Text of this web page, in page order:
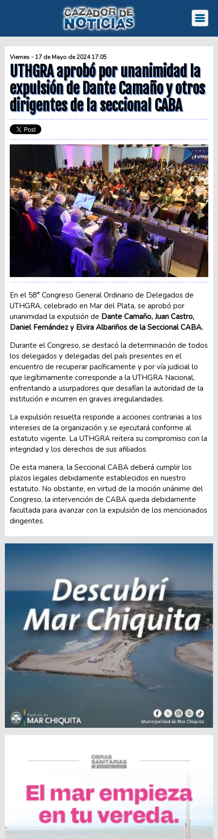
Viernes - 17 de Mayo de 2024 17:05
UTHGRA aprobó por unanimidad la
expulsión de Dante Camaño y otros
dirigentes de la seccional CABA
En el 58° Congreso General Ordinario de Delegados de
UTHGRA, celebrado en Mar del Plata, se aprobó por
unanimidad la expulsión de Dante Camaño, Juan Castro,
Daniel Fernández y Elvira Albariños de la Seccional CABA.
Durante el Congreso, se destacó la determinación de todos
los delegados y delegadas del país presentes en el
encuentro de recuperar pacíficamente y por vía judicial lo
que legítimamente corresponde a la UTHGRA Nacional,
enfrentando a usurpadores que desafían la autoridad de la
institución e incurren en graves irregularidades.
La expulsión resuelta responde a acciones contrarias a los
intereses de la organización y se ejecutará conforme al
estatuto vigente. La UTHGRA reitera su compromiso con la
integridad y los derechos de sus afiliados.
De esta manera, la Seccional CABA deberá cumplir los
plazos legales debidamente establecidos en nuestro
estatuto. No obstante, en virtud de la moción unánime del
Congreso, la intervención de CABA queda debidamente
facultada para avanzar con la expulsión de los mencionados
dirigentes.